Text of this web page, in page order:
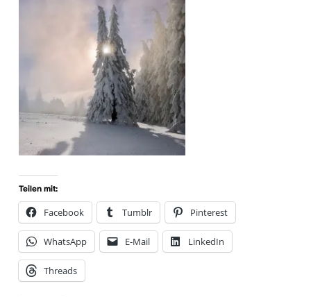
Teilen mit:
Facebook Tumblr Pinterest
WhatsApp E-Mail LinkedIn
Threads